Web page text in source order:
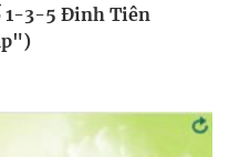
1-3-5 Đinh Tiên